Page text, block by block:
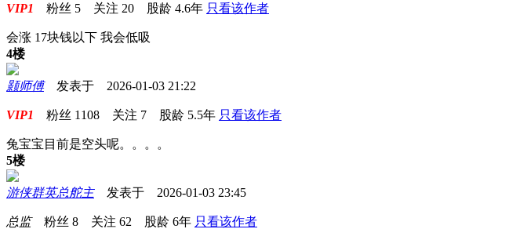
VIP1 粉丝 5 关注 20 股龄 4.6年 只看该作者
会涨 17块钱以下 我会低吸
4楼
颢师傅发表于 2026-01-03 21:22
VIP1 粉丝 1108 关注 7 股龄 5.5年 只看该作者
兔宝宝目前是空头呢。。。。
5楼
游侠群英总舵主发表于 2026-01-03 23:45
总监粉丝 8 关注 62 股龄 6年 只看该作者